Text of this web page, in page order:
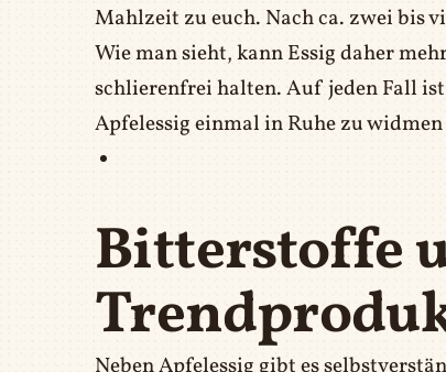
Mahlzeit zu euch. Nach ca. zwei bis
Wie man sieht, kann Essig daher
schlierenfrei halten. Auf jeden Fall
Apfelessig einmal in Ruhe zu
Bitterstoffe